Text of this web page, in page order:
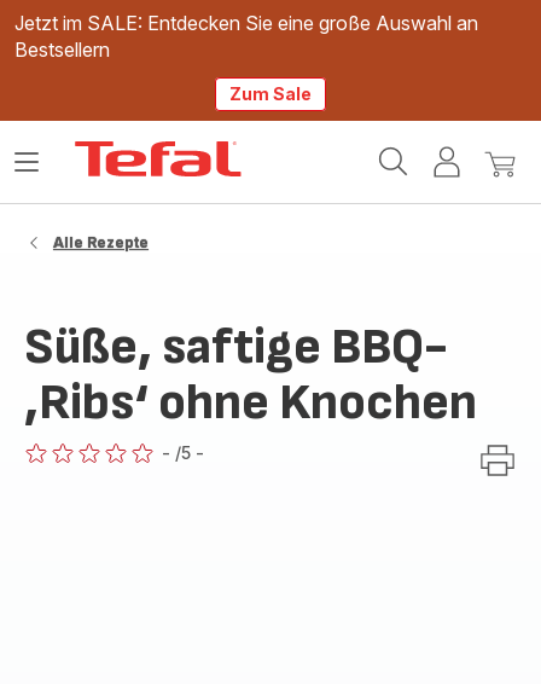
Jetzt im SALE: Entdecken Sie eine große Auswahl an
Bestsellern
Zum Sale
Mein
Mein
Das
Alle Rezepte
Süße, saftige BBQ-
‚Ribs‘ ohne Knochen
- /5 -